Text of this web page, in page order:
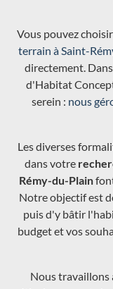
Vous pouvez
terrain à Saint-
directement.
d'Habitat
serein : nous
Les diverses
dans votre
Rémy-du-Plain
Notre objectif est
puis d'y bâtir
budget et vos
Nous travaillons